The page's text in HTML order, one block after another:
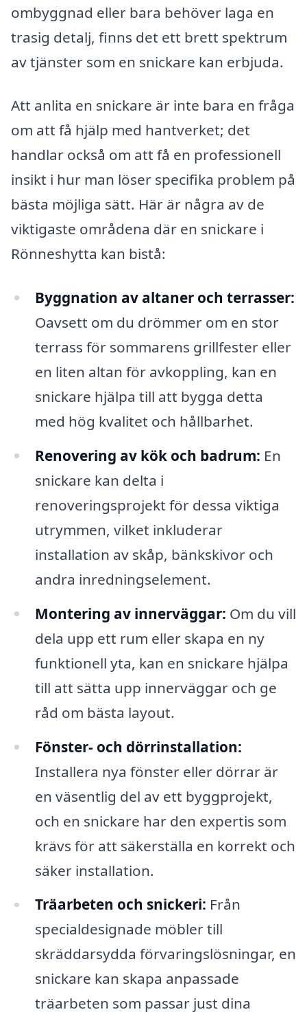
ombyggnad eller bara behöver laga en
trasig detalj, finns det ett brett spektrum
av tjänster som en snickare kan erbjuda.
Att anlita en snickare är inte bara en fråga
om att få hjälp med hantverket; det
handlar också om att få en professionell
insikt i hur man löser specifika problem på
bästa möjliga sätt. Här är några av de
viktigaste områdena där en snickare i
Rönneshytta kan bistå:
Byggnation av altaner och terrasser:
Oavsett om du drömmer om en stor
terrass för sommarens grillfester eller
en liten altan för avkoppling, kan en
snickare hjälpa till att bygga detta
med hög kvalitet och hållbarhet.
Renovering av kök och badrum: En
snickare kan delta i
renoveringsprojekt för dessa viktiga
utrymmen, vilket inkluderar
installation av skåp, bänkskivor och
andra inredningselement.
Montering av innerväggar: Om du vill
dela upp ett rum eller skapa en ny
funktionell yta, kan en snickare hjälpa
till att sätta upp innerväggar och ge
råd om bästa layout.
Fönster- och dörrinstallation:
Installera nya fönster eller dörrar är
en väsentlig del av ett byggprojekt,
och en snickare har den expertis som
krävs för att säkerställa en korrekt och
säker installation.
Träarbeten och snickeri: Från
specialdesignade möbler till
skräddarsydda förvaringslösningar, en
snickare kan skapa anpassade
träarbeten som passar just dina